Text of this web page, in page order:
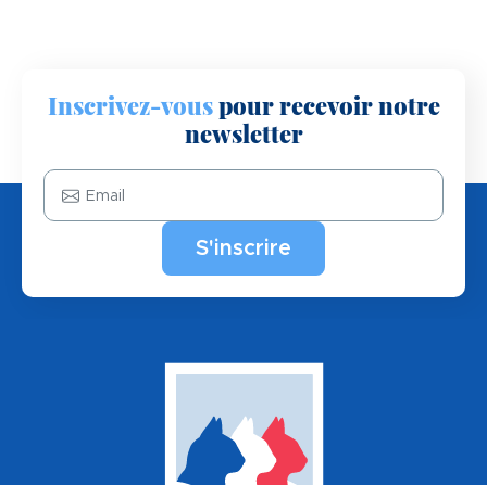
Inscrivez-vouspour recevoir notre
newsletter